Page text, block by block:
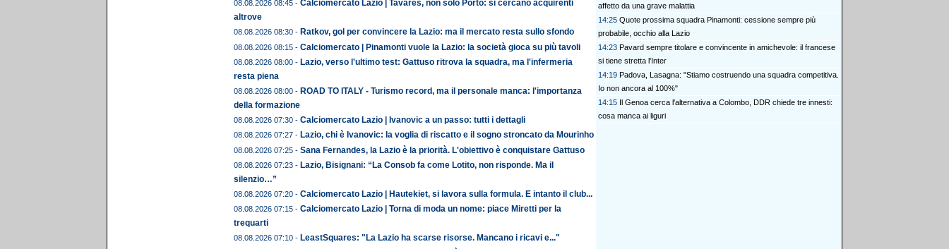
08.08.2026 08:45 - Calciomercato Lazio | Tavares, non solo Porto: si cercano acquirenti
altrove
08.08.2026 08:30 - Ratkov, gol per convincere la Lazio: ma il mercato resta sullo sfondo
08.08.2026 08:15 - Calciomercato | Pinamonti vuole la Lazio: la società gioca su più tavoli
08.08.2026 08:00 - Lazio, verso l'ultimo test: Gattuso ritrova la squadra, ma l'infermeria
resta piena
08.08.2026 08:00 - ROAD TO ITALY - Turismo record, ma il personale manca: l'importanza
della formazione
08.08.2026 07:30 - Calciomercato Lazio | Ivanovic a un passo: tutti i dettagli
08.08.2026 07:27 - Lazio, chi è Ivanovic: la voglia di riscatto e il sogno stroncato da Mourinho
08.08.2026 07:25 - Sana Fernandes, la Lazio è la priorità. L'obiettivo è conquistare Gattuso
08.08.2026 07:23 - Lazio, Bisignani: “La Consob fa come Lotito, non risponde. Ma il
silenzio…”
08.08.2026 07:20 - Calciomercato Lazio | Hautekiet, si lavora sulla formula. E intanto il club...
08.08.2026 07:15 - Calciomercato Lazio | Torna di moda un nome: piace Miretti per la
trequarti
08.08.2026 07:10 - LeastSquares: "La Lazio ha scarse risorse. Mancano i ricavi e..."
affetto da una grave malattia
14:25 Quote prossima squadra Pinamonti: cessione sempre più
probabile, occhio alla Lazio
14:23 Pavard sempre titolare e convincente in amichevole: il francese
si tiene stretta l'Inter
14:19 Padova, Lasagna: "Stiamo costruendo una squadra competitiva.
Io non ancora al 100%"
14:15 Il Genoa cerca l'alternativa a Colombo, DDR chiede tre innesti:
cosa manca ai liguri